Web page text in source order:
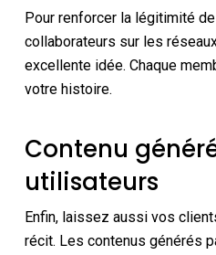
Pour renforcer la légitimité
collaborateurs sur les
excellente idée. Chaque
votre histoire.
Contenu
utilisateurs
Enfin, laissez aussi vos
récit. Les contenus générés